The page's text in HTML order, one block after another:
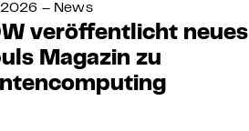
– News
veröffentlicht neues
Magazin zu